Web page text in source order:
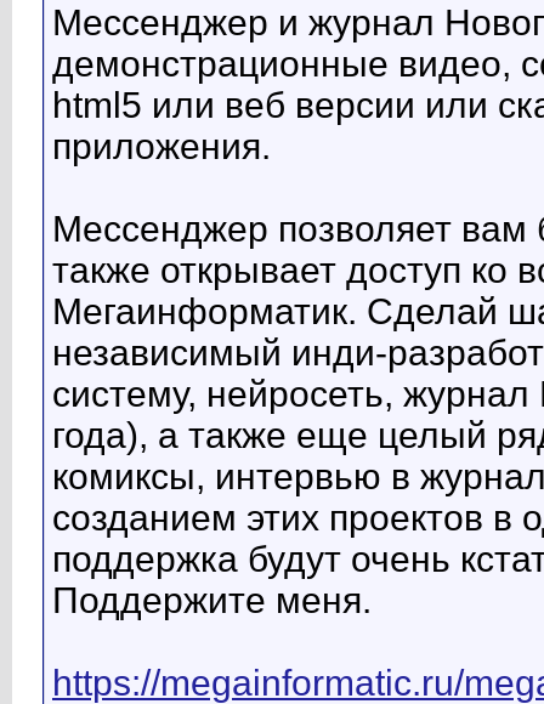
Мессенджер и журнал
демонстрационные видео,
html5 или веб версии или
приложения.
Мессенджер позволяет вам
также открывает доступ ко
Мегаинформатик. Сделай
независимый инди-
систему, нейросеть,
года), а также еще целый
комиксы, интервью в
созданием этих проектов
поддержка будут очень
Поддержите меня.
https://megainformatic.ru/